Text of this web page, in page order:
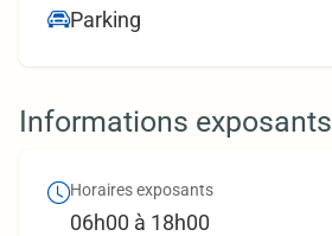
Parking
Informations exposants
Horaires exposants
06h00 à 18h00